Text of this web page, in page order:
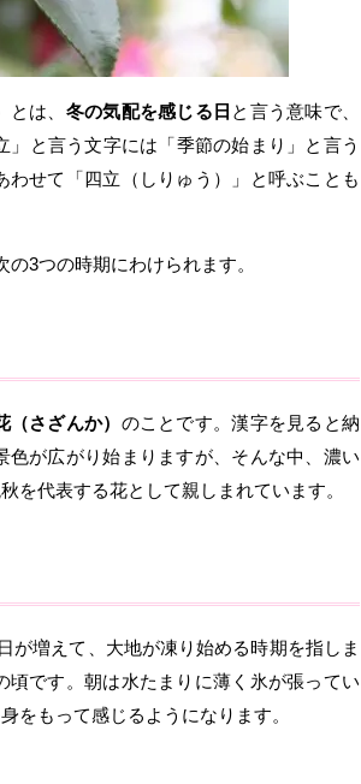
は、 冬の気配を感じる日 と言う意味で、
」と言う文字には「季節の始まり」と言う
せて「四立（しりゅう）」と呼ぶことも
3つの時期にわけられます。
（さざんか） のことです。漢字を見ると納
が広がり始まりますが、そんな中、濃い
を代表する花として親しまれています。
が増えて、大地が凍り始める時期を指しま
です。朝は水たまりに薄く氷が張ってい
をもって感じるようになります。